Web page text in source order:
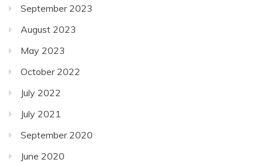
September 2023
August 2023
May 2023
October 2022
July 2022
July 2021
September 2020
June 2020